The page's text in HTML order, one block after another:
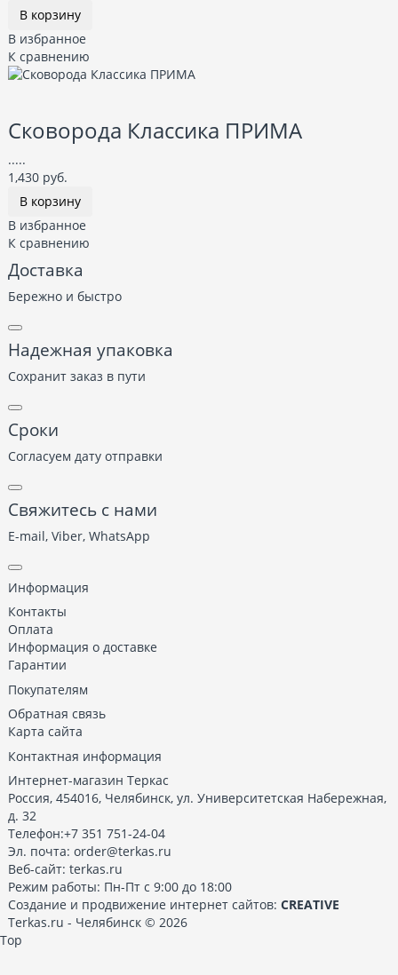
В корзину
В избранное
К сравнению
Сковорода Классика ПРИМА
.....
1,430 руб.
В корзину
В избранное
К сравнению
Доставка
Бережно и быстро
Надежная упаковка
Сохранит заказ в пути
Сроки
Согласуем дату отправки
Свяжитесь с нами
E-mail, Viber, WhatsApp
Информация
Контакты
Оплата
Информация о доставке
Гарантии
Покупателям
Обратная связь
Карта сайта
Контактная информация
Интернет-магазин Теркас
Россия, 454016, Челябинск, ул. Университетская Набережная,
д. 32
Телефон:+7 351 751-24-04
Эл. почта: order@terkas.ru
Веб-сайт: terkas.ru
Режим работы: Пн-Пт с 9:00 до 18:00
Создание и продвижение интернет сайтов: CREATIVE
Terkas.ru - Челябинск © 2026
Top